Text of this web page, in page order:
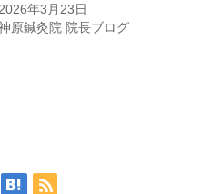
2026年3月23日
原鍼灸院 院長ブログ